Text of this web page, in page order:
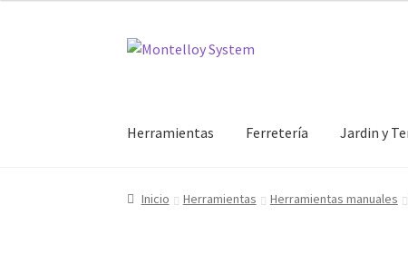
Ir
Ir
Herramientas Ferretería Jardin y
Inicio Herramientas Herramientas manuales